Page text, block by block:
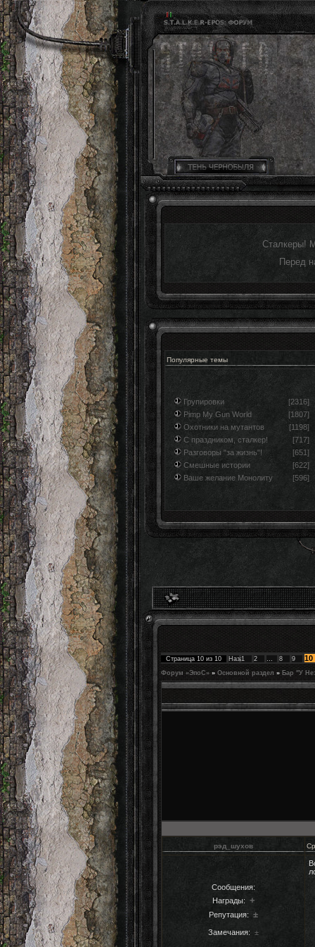
Сталкеры!
Перед
Популярные темы
Групировки
[2316]
Pimp My Gun World
[1807]
Охотники на мутантов
[1198]
С праздником, сталкер!
[717]
Разговоры "за жизнь"!
[651]
Смешные истории
[622]
Ваше желание Монолиту
[596]
Страница 10 из 10 Назад
1 2 … 8 9 10
Форум «ЭпоС» » Основной раздел » Бар "У
рэд_шухов
Сообщения:
Награды: +
Репутация: ±
Замечания: ±